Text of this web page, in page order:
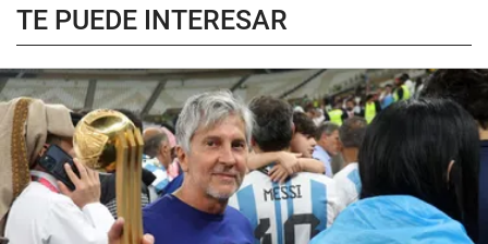
TE PUEDE INTERESAR